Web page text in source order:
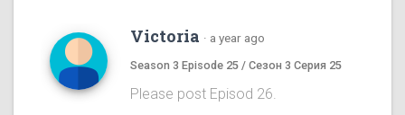
Victoria · a year ago
Season 3 Episode 25 / Сезон 3 Серия 25
Please post Episod 26.